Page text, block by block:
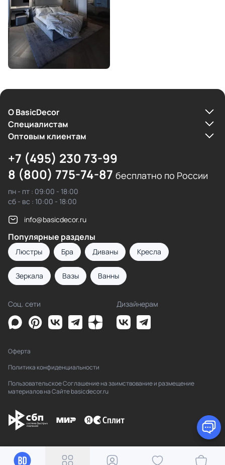
О BasicDecor
Cпециалистам
Оптовым клиентам
+7 (495) 230 73-99
8 (800) 775-74-87 бесплатно по России
пн - пт : 09:00 - 18:00
сб - вс : 10:00 - 18:00
info@basicdecor.ru
Популярные разделы
Люстры Бра Диваны Кресла
Зеркала Вазы Ванны
Соц. сети Дизайнерам
Оферта
Политика конфиденциальности
Пользовательское Соглашение на заимствование и размещение
материалов на Сайте basicdecor.ru